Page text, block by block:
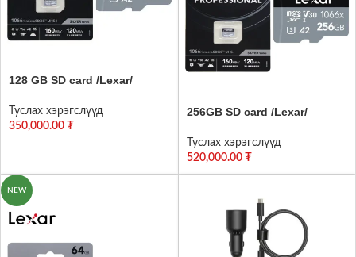
128 GB SD card /Lexar/
Туслах хэрэгслүүд
350,000.00 ₮
256GB SD card /Lexar/
Туслах хэрэгслүүд
520,000.00 ₮
NEW